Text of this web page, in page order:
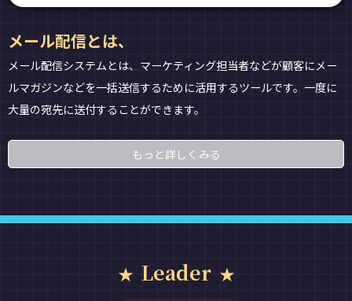
メール配信とは、
メール配信システムとは、マーケティング担当者などが顧客にメー
ルマガジンなどを一括送信するために活用するツールです。一度に
大量の宛先に送付することができます。
もっと詳しくみる
Leader